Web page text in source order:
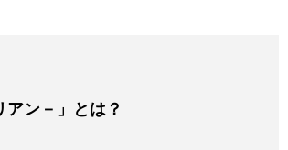
ン－」とは？